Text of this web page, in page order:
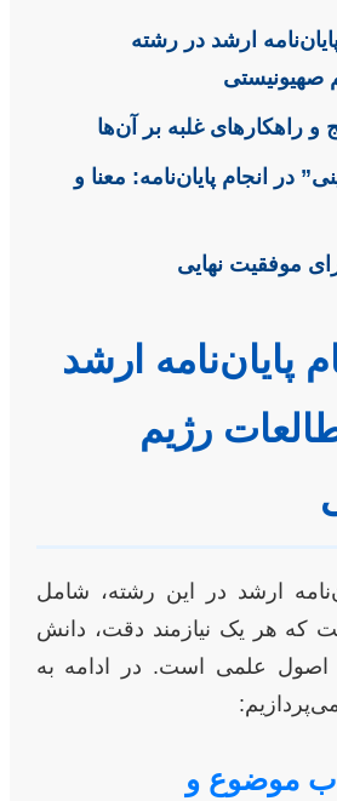
ارشد در رشته
صهیونیستی
راهکارهای غلبه بر آن‌ها
در انجام پایان‌نامه: معنا و
موفقیت نهایی
پایان‌نامه ارشد
رژیم
ارشد در این رشته، شامل
که هر یک نیازمند دقت، دانش
علمی است. در ادامه به
موضوع و